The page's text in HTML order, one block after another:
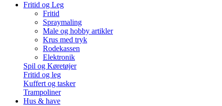
Fritid og Leg
Fritid
Spraymaling
Male og hobby artikler
Krus med tryk
Rodekassen
Elektronik
Spil og Køretøjer
Fritid og leg
Kuffert og tasker
Trampoliner
Hus & have